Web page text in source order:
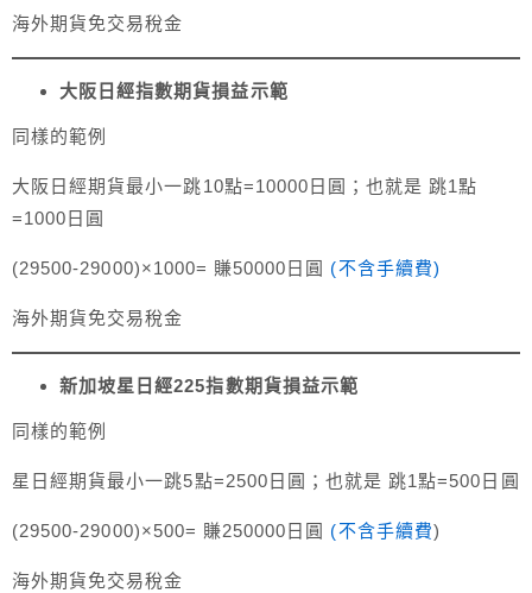
海外期貨免交易稅金
大阪日經指數期貨損益示範
同樣的範例
大阪日經期貨最小一跳10點=10000日圓；也就是 跳1點
=1000日圓
(29500-29000)×1000= 賺50000日圓 (不含手續費)
海外期貨免交易稅金
新加坡星日經225指數期貨損益示範
同樣的範例
星日經期貨最小一跳5點=2500日圓；也就是 跳1點=500日圓
(29500-29000)×500= 賺250000日圓 (不含手續費)
海外期貨免交易稅金